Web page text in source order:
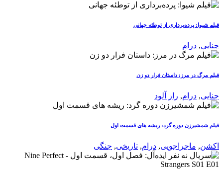
فیلم شیوا: پرده‌برداری از توطئه جهانی
جنایی, درام
فیلم مرگ در مرز: داستان فرار دو زن
جنایی, درام, راز آلود
فیلم شمشیرزن دوره گرد: ریشه های قسمت اول
اکشن, ماجراجویی, درام, تاریخی, جنگی